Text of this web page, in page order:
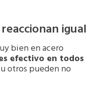
igual
bien en acero
efectivo en todos
otros pueden no